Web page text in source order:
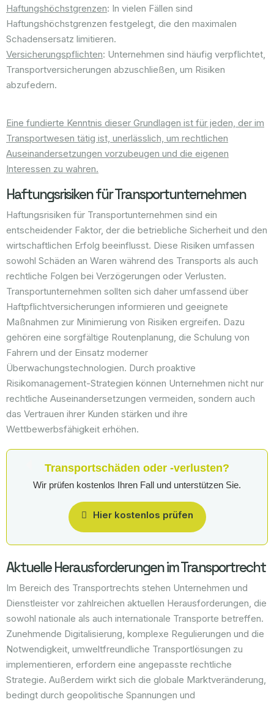
Haftungshöchstgrenzen: In vielen Fällen sind
Haftungshöchstgrenzen festgelegt, die den maximalen
Schadensersatz limitieren.
Versicherungspflichten: Unternehmen sind häufig verpflichtet,
Transportversicherungen abzuschließen, um Risiken
abzufedern.
Eine fundierte Kenntnis dieser Grundlagen ist für jeden, der im
Transportwesen tätig ist, unerlässlich, um rechtlichen
Auseinandersetzungen vorzubeugen und die eigenen
Interessen zu wahren.
Haftungsrisiken für Transportunternehmen
Haftungsrisiken für Transportunternehmen sind ein
entscheidender Faktor, der die betriebliche Sicherheit und den
wirtschaftlichen Erfolg beeinflusst. Diese Risiken umfassen
sowohl Schäden an Waren während des Transports als auch
rechtliche Folgen bei Verzögerungen oder Verlusten.
Transportunternehmen sollten sich daher umfassend über
Haftpflichtversicherungen informieren und geeignete
Maßnahmen zur Minimierung von Risiken ergreifen. Dazu
gehören eine sorgfältige Routenplanung, die Schulung von
Fahrern und der Einsatz moderner
Überwachungstechnologien. Durch proaktive
Risikomanagement-Strategien können Unternehmen nicht nur
rechtliche Auseinandersetzungen vermeiden, sondern auch
das Vertrauen ihrer Kunden stärken und ihre
Wettbewerbsfähigkeit erhöhen.
Transportschäden oder -verlusten?
Wir prüfen kostenlos Ihren Fall und unterstützen Sie.
Hier kostenlos prüfen
Aktuelle Herausforderungen im Transportrecht
Im Bereich des Transportrechts stehen Unternehmen und
Dienstleister vor zahlreichen aktuellen Herausforderungen, die
sowohl nationale als auch internationale Transporte betreffen.
Zunehmende Digitalisierung, komplexe Regulierungen und die
Notwendigkeit, umweltfreundliche Transportlösungen zu
implementieren, erfordern eine angepasste rechtliche
Strategie. Außerdem wirkt sich die globale Marktveränderung,
bedingt durch geopolitische Spannungen und